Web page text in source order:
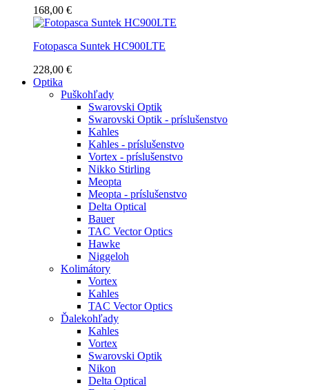
168,00 €
Fotopasca Suntek HC900LTE
228,00 €
Optika
Puškohľady
Swarovski Optik
Swarovski Optik - príslušenstvo
Kahles
Kahles - príslušenstvo
Vortex - príslušenstvo
Nikko Stirling
Meopta
Meopta - príslušenstvo
Delta Optical
Bauer
TAC Vector Optics
Hawke
Niggeloh
Kolimátory
Vortex
Kahles
TAC Vector Optics
Ďalekohľady
Kahles
Vortex
Swarovski Optik
Nikon
Delta Optical